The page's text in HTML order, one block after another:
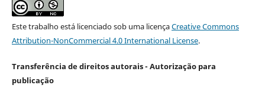
Este trabalho está licenciado sob uma licençaCreative Commons
Attribution-NonCommercial 4.0 International License.
Transferência de direitos autorais - Autorização para
publicação